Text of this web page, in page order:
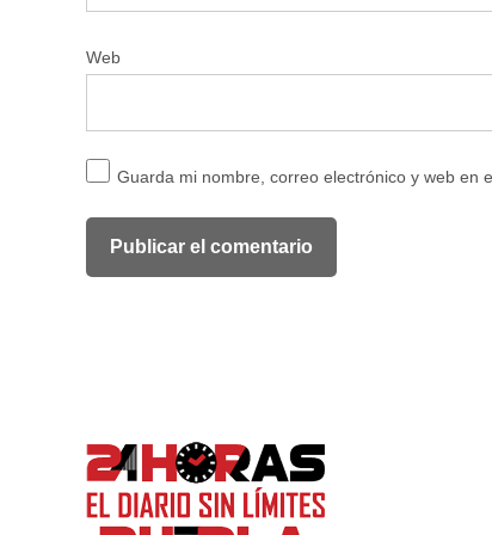
Web
Guarda mi nombre, correo electrónico y web en